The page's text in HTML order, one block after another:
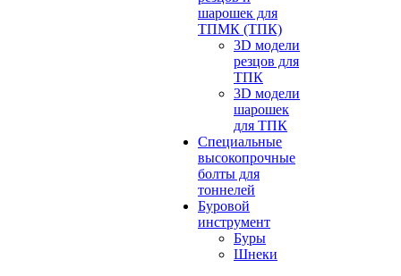
шарошек для
ТПМК (ТПК)
3D модели
резцов для
ТПК
3D модели
шарошек
для ТПК
Специальные
высокопрочные
болты для
тоннелей
Буровой
инструмент
Буры
Шнеки